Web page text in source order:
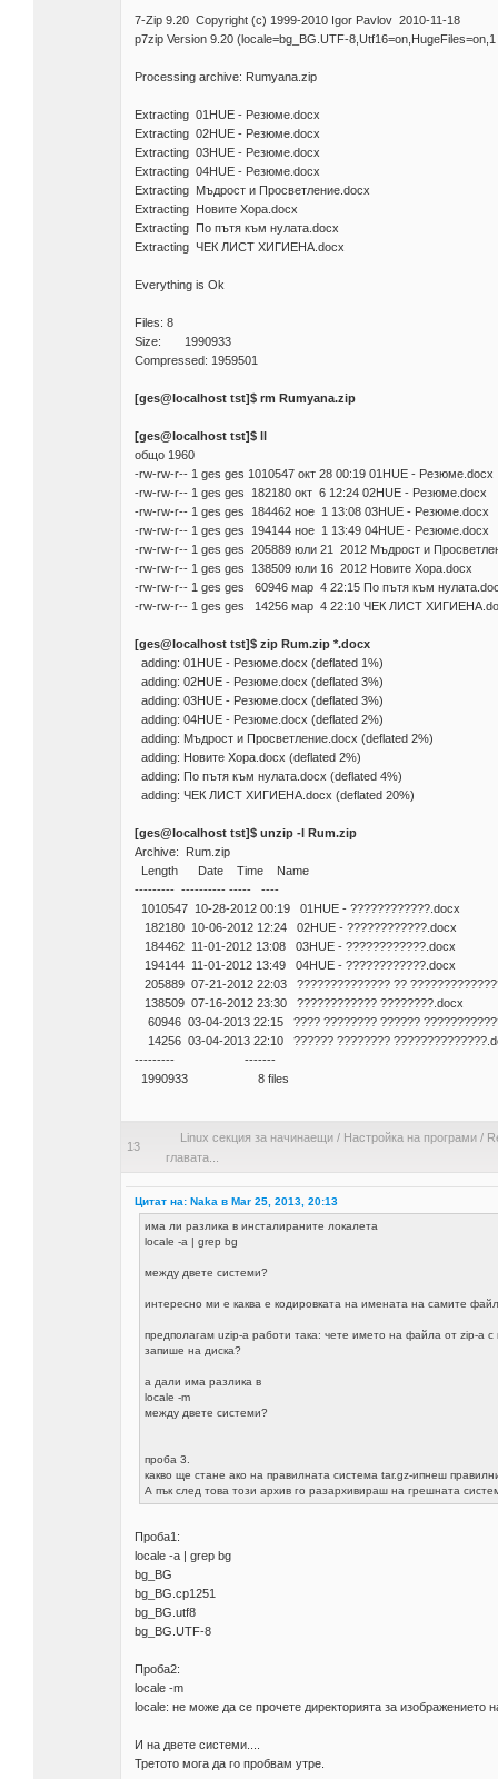
7-Zip 9.20 Copyright (c) 1999-2010 Igor Pavlov 2010-11-18
p7zip Version 9.20 (locale=bg_BG.UTF-
Processing archive: Rumyana.zip
Extracting 01HUE - Резюме.docx
Extracting 02HUE - Резюме.docx
Extracting 03HUE - Резюме.docx
Extracting 04HUE - Резюме.docx
Extracting Мъдрост и Просветление.docx
Extracting Новите Хора.docx
Extracting По пътя към нулата.docx
Extracting ЧЕК ЛИСТ ХИГИЕНА.docx
Everything is Ok
Files: 8
Size: 1990933
Compressed: 1959501
[ges@localhost tst]$ rm Rumyana.zip
[ges@localhost tst]$ ll
общо 1960
-rw-rw-r-- 1 ges ges 1010547 окт 28 00:19 01HUE - Резюме.docx
-rw-rw-r-- 1 ges ges 182180 окт 6 12:24 02HUE - Резюме.docx
-rw-rw-r-- 1 ges ges 184462 ное 1 13:08 03HUE - Резюме.docx
-rw-rw-r-- 1 ges ges 194144 ное 1 13:49 04HUE - Резюме.docx
-rw-rw-r-- 1 ges ges 205889 юли 21 2012 Мъдрост и
-rw-rw-r-- 1 ges ges 138509 юли 16 2012 Новите Хора.docx
-rw-rw-r-- 1 ges ges 60946 мар 4 22:15 По пътя към
-rw-rw-r-- 1 ges ges 14256 мар 4 22:10 ЧЕК ЛИСТ
[ges@localhost tst]$ zip Rum.zip *.docx
adding: 01HUE - Резюме.docx (deflated 1%)
adding: 02HUE - Резюме.docx (deflated 3%)
adding: 03HUE - Резюме.docx (deflated 3%)
adding: 04HUE - Резюме.docx (deflated 2%)
adding: Мъдрост и Просветление.docx (deflated 2%)
adding: Новите Хора.docx (deflated 2%)
adding: По пътя към нулата.docx (deflated 4%)
adding: ЧЕК ЛИСТ ХИГИЕНА.docx (deflated 20%)
[ges@localhost tst]$ unzip -l Rum.zip
Archive: Rum.zip
Length Date Time Name
--------- ---------- ----- ----
1010547 10-28-2012 00:19 01HUE - ????????????.docx
182180 10-06-2012 12:24 02HUE - ????????????.docx
184462 11-01-2012 13:08 03HUE - ????????????.docx
194144 11-01-2012 13:49 04HUE - ????????????.docx
205889 07-21-2012 22:03 ?????????????? ??
138509 07-16-2012 23:30 ???????????? ????????.docx
60946 03-04-2013 22:15 ???? ???????? ??????
14256 03-04-2013 22:10 ?????? ????????
--------- -------
1990933 8 files
13
Linux секция за начинаещи/ Настройка на програми/
главата...
Цитат на: Naka в Mar 25, 2013, 20:13
има ли разлика в инсталираните локалета
locale -a | grep bg
между двете системи?
интересно ми е каква е кодировката на имената на самите
предполагам uzip-а работи така: чете името на файла от zip-a с
запише на диска?
а дали има разлика в
locale -m
между двете системи?
проба 3.
какво ще стане ако на правилната система tar.gz-ипнеш
А пък след това този архив го разархивираш на грешната
Проба1:
locale -a | grep bg
bg_BG
bg_BG.cp1251
bg_BG.utf8
bg_BG.UTF-8
Проба2:
locale -m
locale: не може да се прочете директорията за
И на двете системи....
Третото мога да го пробвам утре.